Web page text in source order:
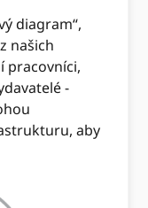
diagram“,
našich
pracovníci,
-
aby